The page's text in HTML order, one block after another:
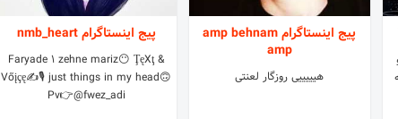
پیج اینستاگرام amp behnam
amp
هیییییی روزگار لعنتی
پیج اینستاگرام nmb_heart
Faryade 1 zehne mariz😶 ŢęXţ &
Võįçę✍🎙 just things in my head🙃
Pv👉@fwez_adi